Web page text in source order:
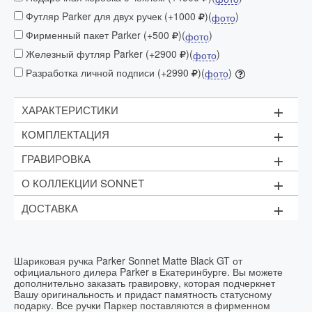
Футляр Parker для двух ручек (+1000
)(фото)
Фирменный пакет Parker (+500
)(фото)
Железный футляр Parker (+2900
)(фото)
Разработка личной подписи (+2990
)(фото)
ХАРАКТЕРИСТИКИ +
поворотного действия
Материал:
с сатиновым эффектом
торец ручки
Страна производитель: Франция
ШАРИКОВАЯ РУЧКА PARKER
SONNET MATTE BLACK GT —
КОМПЛЕКТАЦИЯ +
Чёрный стержень (M - 1мм)
Фирменный футляр
Рекомендуем приобрестидополнительный
стержень
ГРАВИРОВКА +
Стоимость:
1 строка текста (до 15 символов) - 1000 рублей;
Логотипы - от 1200 рублей
О КОЛЛЕКЦИИ SONNET +
SONNET - одна из самых элегантных коллекций
изысканными деталями.
ДОСТАВКА +
Заказ оформлен Доставим
до 12:00
Сегодня до 15:00 *
до 20:00
в течение 3 часов*
Шариковая ручка Parker Sonnet Matte Black GT от
официального дилера Parker в Екатеринбурге. Вы можете
дополнительно заказать гравировку, которая подчеркнет
Вашу оригинальность и придаст памятность статусному
подарку. Все ручки Паркер поставляются в фирменном